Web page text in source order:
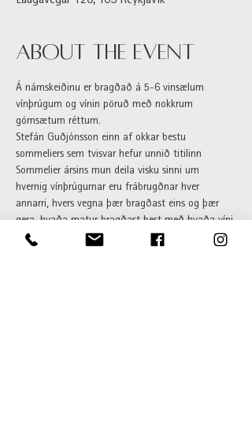
About the event
Á námskeiðinu er bragðað á 5-6 vinsælum
vínþrúgum og vínin pöruð með nokkrum
gómsætum réttum.
Stefán Guðjónsson einn af okkar bestu
sommeliers sem tvisvar hefur unnið titilinn
Sommelier ársins mun deila visku sinni um
hvernig vínþrúgurnar eru frábrugðnar hver
annarri, hvers vegna þær bragðast eins og þær
gera, hvaða matur bragðast best með hvaða víni
og af hverju. Smökkunin 4. desember verður með